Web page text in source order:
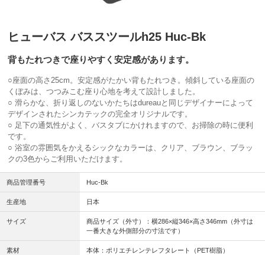
ヒューバス バススツールh25 Huc-Bk
背もたれつきで座りやすく安定感があります。
○座面の高さ25cm。安定感がたかい背もたれつき。傾斜している座面の
くぼみは、つつみこむ座り心地を考えて設計しました。
○ 滑らかな、折り返しのないかたちはdureauと同じデザイナーによって
デザインされたシンカテックの完全オリジナルです。
○ 足下の通気性がよく、バスタブにかけれますので、お掃除の時に便利
です。
○ 浴室の雰囲気をかえるシックなカラーは、クリア、ブラウン、ブラッ
クの3色からご利用いただけます。
商品管理番号 Huc-Bk
生産地 日本
サイズ
商品サイズ（外寸）：横286×縦346×高さ346mm（外寸は
一番大きな外側部分の寸法です）
素材
本体：ポリエチレンテレフタレート（PET樹脂）